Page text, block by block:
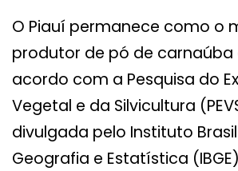
O Piauí permanece como o
produtor de pó de carnaúba
acordo com a Pesquisa do
Vegetal e da Silvicultura
divulgada pelo Instituto
Geografia e Estatística